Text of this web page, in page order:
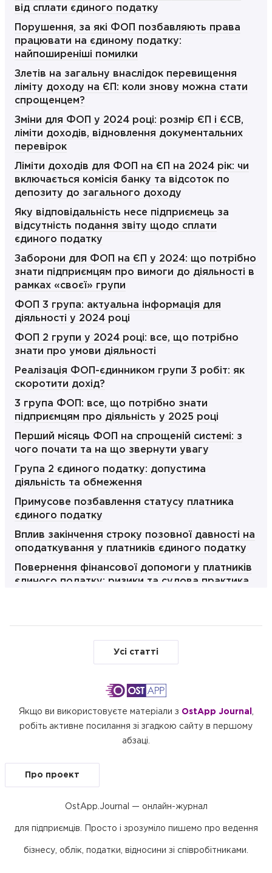
від сплати єдиного податку
Порушення, за які ФОП позбавляють права
працювати на єдиному податку:
найпоширеніші помилки
Злетів на загальну внаслідок перевищення
ліміту доходу на ЄП: коли знову можна стати
спрощенцем?
Зміни для ФОП у 2024 році: розмір ЄП і ЄСВ,
ліміти доходів, відновлення документальних
перевірок
Ліміти доходів для ФОП на ЄП на 2024 рік: чи
включається комісія банку та відсоток по
депозиту до загального доходу
Яку відповідальність несе підприємець за
відсутність подання звіту щодо сплати
єдиного податку
Заборони для ФОП на ЄП у 2024: що потрібно
знати підприємцям про вимоги до діяльності в
рамках «своєї» групи
ФОП 3 група: актуальна інформація для
діяльності у 2024 році
ФОП 2 групи у 2024 році: все, що потрібно
знати про умови діяльності
Реалізація ФОП-єдинником групи 3 робіт: як
скоротити дохід?
3 група ФОП: все, що потрібно знати
підприємцям про діяльність у 2025 році
Перший місяць ФОП на спрощеній системі: з
чого почати та на що звернути увагу
Група 2 єдиного податку: допустима
діяльність та обмеження
Примусове позбавлення статусу платника
єдиного податку
Вплив закінчення строку позовної давності на
оподаткування у платників єдиного податку
Повернення фінансової допомоги у платників
єдиного податку: ризики та судова практика
перевищення ліміту у 2025 році: детальне
Усі статті
Якщо ви використовуєте матеріали з OstApp Journal
робіть активне посилання зі згадкою сайту в першому
абзаці.
Про проект
OstApp.Journal — онлайн-журнал
для підприємців. Просто і зрозуміло пишемо про ведення
бізнесу, облік, податки, відносини зі співробітниками.